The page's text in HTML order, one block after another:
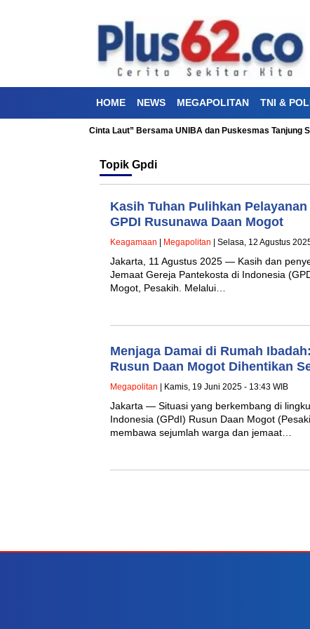
HOME NEWS MEGAPOLITAN TNI &
Kesehatan “Aku Cinta Laut” Bersama UNIBA dan Puskesmas Tanjung
Topik Gpdi
Kasih Tuhan Pulihkan
GPDI Rusunawa Daan Mogot
Keagamaan | Megapolitan | Selasa, 12 Agustus
Jakarta, 11 Agustus 2025 — Kasih dan
Jemaat Gereja Pantekosta di Indonesia
Mogot, Pesakih. Melalui…
Menjaga Damai di Rumah
Rusun Daan Mogot Dihentikan
Megapolitan | Kamis, 19 Juni 2025 - 13:43 WIB
Jakarta — Situasi yang berkembang di
Indonesia (GPdI) Rusun Daan Mogot
membawa sejumlah warga dan jemaat…